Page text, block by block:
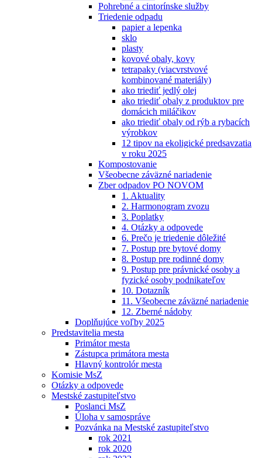
Pohrebné a cintorínske služby
Triedenie odpadu
papier a lepenka
sklo
plasty
kovové obaly, kovy
tetrapaky (viacvrstvové
kombinované materiály)
ako triediť jedlý olej
ako triediť obaly z produktov pre
domácich miláčikov
ako triediť obaly od rýb a rybacích
výrobkov
12 tipov na ekoligické predsavzatia
v roku 2025
Kompostovanie
Všeobecne záväzné nariadenie
Zber odpadov PO NOVOM
1. Aktuality
2. Harmonogram zvozu
3. Poplatky
4. Otázky a odpovede
6. Prečo je triedenie dôležité
7. Postup pre bytové domy
8. Postup pre rodinné domy
9. Postup pre právnické osoby a
fyzické osoby podnikateľov
10. Dotazník
11. Všeobecne záväzné nariadenie
12. Zberné nádoby
Doplňujúce voľby 2025
Predstavitelia mesta
Primátor mesta
Zástupca primátora mesta
Hlavný kontrolór mesta
Komisie MsZ
Otázky a odpovede
Mestské zastupiteľstvo
Poslanci MsZ
Úloha v samospráve
Pozvánka na Mestské zastupiteľstvo
rok 2021
rok 2020